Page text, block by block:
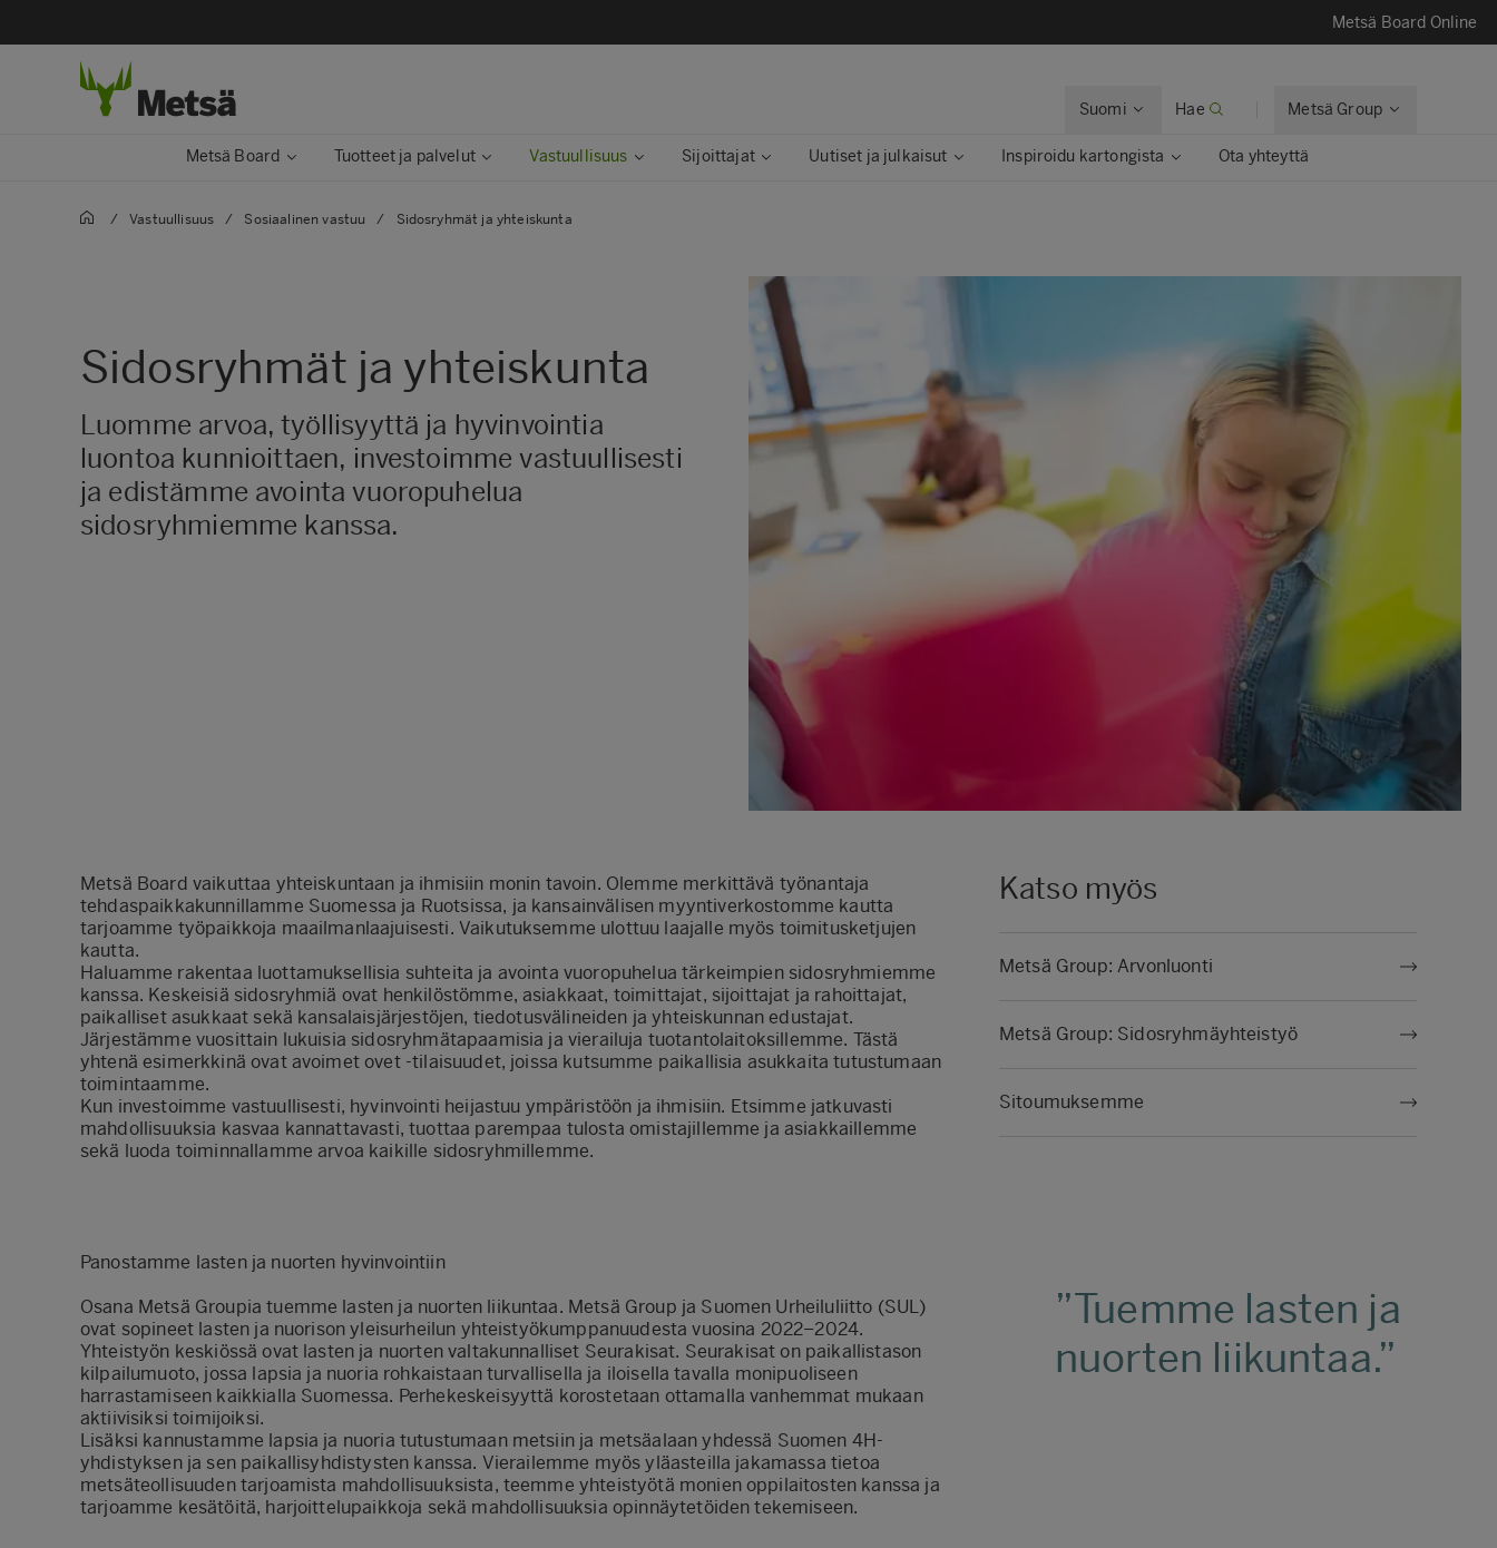
Metsä Board Online
Suomi Hae Metsä Group
Metsä Board Tuotteet ja palvelut Vastuullisuus Sijoittajat Uutiset ja julkaisut Inspiroidu kartongista Ota yhteyttä
/ Vastuullisuus / Sosiaalinen vastuu / Sidosryhmät ja yhteiskunta
Sidosryhmät ja yhteiskunta
Luomme arvoa, työllisyyttä ja hyvinvointia
luontoa kunnioittaen, investoimme vastuullisesti
ja edistämme avointa vuoropuhelua
sidosryhmiemme kanssa.
Metsä Board vaikuttaa yhteiskuntaan ja ihmisiin monin tavoin. Olemme merkittävä työnantaja
tehdaspaikkakunnillamme Suomessa ja Ruotsissa, ja kansainvälisen myyntiverkostomme kautta
tarjoamme työpaikkoja maailmanlaajuisesti. Vaikutuksemme ulottuu laajalle myös toimitusketjujen
kautta.
Haluamme rakentaa luottamuksellisia suhteita ja avointa vuoropuhelua tärkeimpien sidosryhmiemme
kanssa. Keskeisiä sidosryhmiä ovat henkilöstömme, asiakkaat, toimittajat, sijoittajat ja rahoittajat,
paikalliset asukkaat sekä kansalaisjärjestöjen, tiedotusvälineiden ja yhteiskunnan edustajat.
Järjestämme vuosittain lukuisia sidosryhmätapaamisia ja vierailuja tuotantolaitoksillemme. Tästä
yhtenä esimerkkinä ovat avoimet ovet -tilaisuudet, joissa kutsumme paikallisia asukkaita tutustumaan
toimintaamme.
Kun investoimme vastuullisesti, hyvinvointi heijastuu ympäristöön ja ihmisiin. Etsimme jatkuvasti
mahdollisuuksia kasvaa kannattavasti, tuottaa parempaa tulosta omistajillemme ja asiakkaillemme
sekä luoda toiminnallamme arvoa kaikille sidosryhmillemme.
Katso myös
Metsä Group: Arvonluonti
Metsä Group: Sidosryhmäyhteistyö
Sitoumuksemme
Panostamme lasten ja nuorten hyvinvointiin
Osana Metsä Groupia tuemme lasten ja nuorten liikuntaa. Metsä Group ja Suomen Urheiluliitto (SUL)
ovat sopineet lasten ja nuorison yleisurheilun yhteistyökumppanuudesta vuosina 2022−2024.
Yhteistyön keskiössä ovat lasten ja nuorten valtakunnalliset Seurakisat. Seurakisat on paikallistason
kilpailumuoto, jossa lapsia ja nuoria rohkaistaan turvallisella ja iloisella tavalla monipuoliseen
harrastamiseen kaikkialla Suomessa. Perhekeskeisyyttä korostetaan ottamalla vanhemmat mukaan
aktiivisiksi toimijoiksi.
Lisäksi kannustamme lapsia ja nuoria tutustumaan metsiin ja metsäalaan yhdessä Suomen 4H-
yhdistyksen ja sen paikallisyhdistysten kanssa. Vierailemme myös yläasteilla jakamassa tietoa
metsäteollisuuden tarjoamista mahdollisuuksista, teemme yhteistyötä monien oppilaitosten kanssa ja
tarjoamme kesätöitä, harjoittelupaikkoja sekä mahdollisuuksia opinnäytetöiden tekemiseen.
Tuemme lasten ja
nuorten liikuntaa.